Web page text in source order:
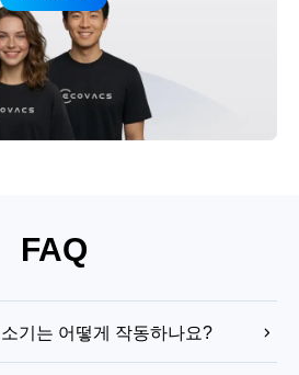
FAQ
기는 어떻게 작동하나요?